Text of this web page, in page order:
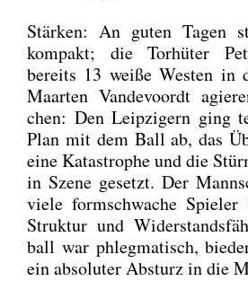
Stär­ken: An guten Tagen
kom­pakt; die Tor­hü­ter
bereits 13 wei­ße Wes­ten in
Maar­ten Van­de­vo­or­dt
chen: Den Leip­zi­gern ging
Plan mit dem Ball ab, das
eine Kata­stro­phe und die
in Sze­ne gesetzt. Der
vie­le form­schwa­che
Struk­tur und
ball war phleg­ma­tisch,
ein abso­lu­ter Absturz in die